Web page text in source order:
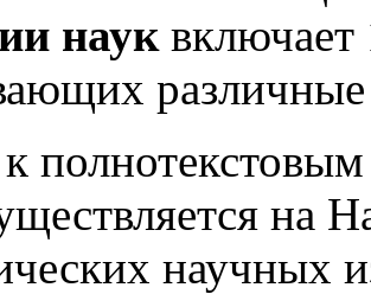
науквключает
на
научных